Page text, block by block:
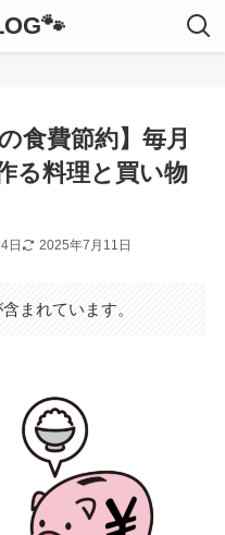
食費節約】毎月
る料理と買い物
日 2025年7月11日
まれています。